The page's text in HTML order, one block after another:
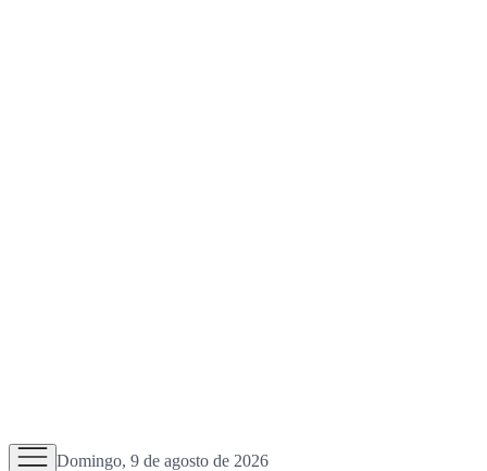
Domingo, 9 de agosto de 2026